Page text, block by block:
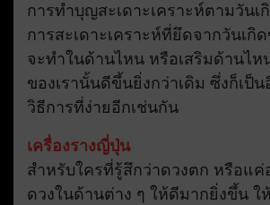
การทำบุญสะเดาะเคราะห์ตามวันเ
การสะเดาะเคราะห์ที่ยึดจากวันเกิ
จะทำในด้านไหน หรือเสริมด้านไห
ของเรานั้นดีขึ้นยิ่งกว่าเดิม ซึ่งก็เป็
วิธีการที่ง่ายอีกเช่นกัน
เครื่องรางญี่ปุ่น
สำหรับใครที่รู้สึกว่าดวงตก หรือแค่
ดวงในด้านต่าง ๆ ให้ดีมากยิ่งขึ้น ใ